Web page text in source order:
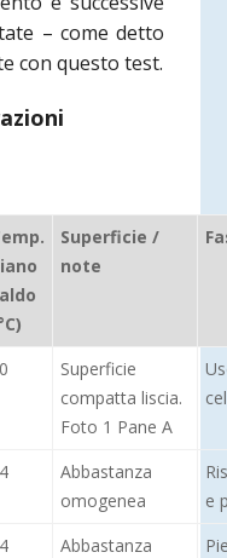
– come detto
con questo test.
Superficie /
note
Superficie
compatta liscia.
Foto 1 Pane A
Abbastanza
omogenea
e
Abbastanza